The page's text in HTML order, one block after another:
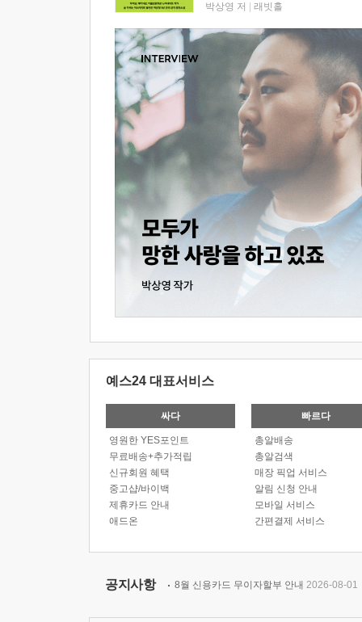
박상영 저 래빗홀
예스24 대표서비스
싸다
영원한 YES포인트
무료배송+추가적립
신규회원 혜택
중고샵/바이백
제휴카드 안내
애드온
빠르다
총알배송
총알검색
매장 픽업 서비스
알림 신청 안내
모바일 서비스
간편결제 서비스
공지사항 8월 신용카드 무이자할부 안내 2026-08-01